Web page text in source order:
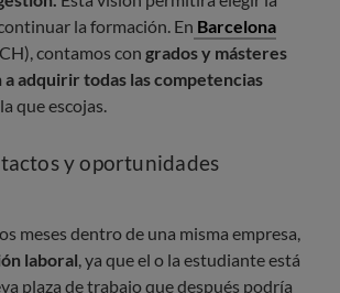
la formación. En Barcelona
contamos con grados y másteres
adquirir todas las competencias
que escojas.
y oportunidades
meses dentro de una misma empresa,
laboral, ya que el o la estudiante está
plaza de trabajo que después podría